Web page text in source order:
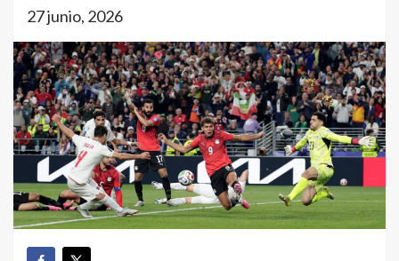
27 junio, 2026